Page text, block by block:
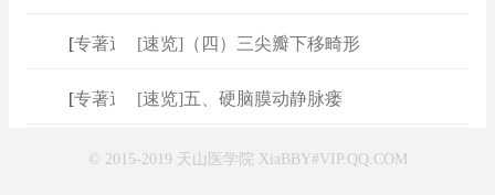
专著速查]
[速览]（四）三尖瓣下移畸形
专著速查]
[速览]五、硬脑膜动静脉瘘
© 2015-2019 天山医学院 XiaBBY#VIP.QQ.COM